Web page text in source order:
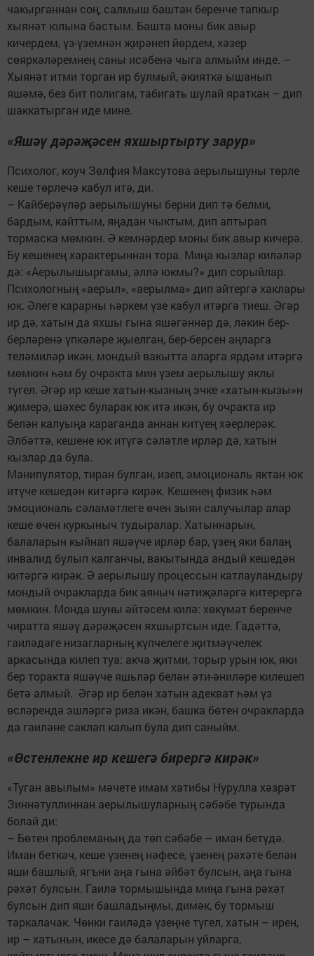
чакырганнан соң, салмыш баштан беренче тапкыр
хыянәт юлына бастым. Башта моны бик авыр
кичердем, үз-үземнән җирәнеп йөрдем, хәзер
сөяркәләремнең саны исәбенә чыга алмыйм инде. –
Хыянәт итми торган ир булмый, әкияткә ышанып
яшәмә, без бит полигам, табигать шулай яраткан – дип
шаккатырган иде мине.
«Яшәү дәрәҗәсен яхшыртырту зарур»
Психолог, коуч Зөлфия Максутова аерылышуны төрле
кеше төрлечә кабул итә, ди.
– Кайберәүләр аерылышуны берни дип тә белми,
бардым, кайттым, яңадан чыктым, дип аптырап
тормаска мөмкин. Ә кемнәрдер моны бик авыр кичерә.
Бу кешенең характерыннан тора. Миңа кызлар киләләр
дә: «Аерылышыргамы, әллә юкмы?» дип сорыйлар.
Психологның «аерыл», «аерылма» дип әйтергә хаклары
юк. Әлеге карарны һәркем үзе кабул итәргә тиеш. Әгәр
ир дә, хатын да яхшы гына яшәгәннәр дә, ләкин бер-
берләренә үпкәләре җыелган, бер-берсен аңларга
теләмиләр икән, мондый вакытта аларга ярдәм итәргә
мөмкин һәм бу очракта мин үзем аерылышу яклы
түгел. Әгәр ир кеше хатын-кызның эчке «хатын-кызы»н
җимерә, шәхес буларак юк итә икән, бу очракта ир
белән калуыңа караганда аннан китүең хәерлерәк.
Әлбәттә, кешене юк итүгә сәләтле ирләр дә, хатын
кызлар да була.
Манипулятор, тиран булган, изеп, эмоциональ яктан юк
итүче кешедән китәргә кирәк. Кешенең физик һәм
эмоциональ сәламәтлеге өчен зыян салучылар алар
кеше өчен куркыныч тудыралар. Хатыннарын,
балаларын кыйнап яшәүче ирләр бар, үзең яки балаң
инвалид булып калганчы, вакытында андый кешедән
китәргә кирәк. Ә аерылышу процессын катлауландыру
мондый очракларда бик аяныч нәтиҗәләргә китерергә
мөмкин. Монда шуны әйтәсем килә: хөкүмәт беренче
чиратта яшәү дәрәҗәсен яхшыртсын иде. Гадәттә,
гаиләдәге низагларның күпчелеге җитмәүчелек
аркасында килеп туа: акча җитми, торыр урын юк, яки
бер торакта яшәүче яшьләр белән әти-әниләре килешеп
бетә алмый. Әгәр ир белән хатын адекват һәм үз
өсләрендә эшләргә риза икән, башка бөтен очракларда
да гаиләне саклап калып була дип саныйм.
«Өстенлекне ир кешегә бирергә кирәк»
«Туган авылым» мәчете имам хатибы Нурулла хәзрәт
Зиннәтуллиннан аерылышуларның сәбәбе турында
болай ди:
– Бөтен проблеманың да төп сәбәбе – иман бетүдә.
Иман беткәч, кеше үзенең нәфесе, үзенең рәхәте белән
яши башлый, ягъни аңа гына әйбәт булсын, аңа гына
рәхәт булсын. Гаилә тормышында миңа гына рәхәт
булсын дип яши башладыңмы, димәк, бу тормыш
таркалачак. Чөнки гаиләдә үзеңне түгел, хатын – ирен,
ир – хатынын, икесе дә балаларын уйларга,